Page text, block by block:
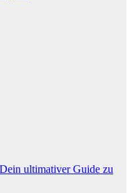
ultimativer Guide zu